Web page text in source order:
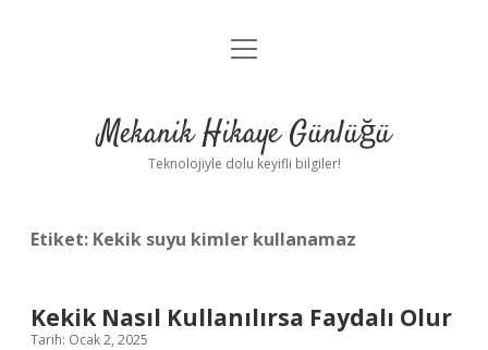
Anasayfa
Yasal Uyarı
menüyü
Mekanik Hikaye Günlüğü
Teknolojiyle dolu keyifli bilgiler!
Etiket: Kekik suyu kimler kullanamaz
Kekik Nasıl Kullanılırsa Faydalı Olur
Tarih: Ocak 2, 2025